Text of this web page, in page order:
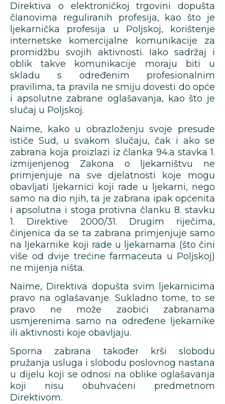
Direktiva o elektroničkoj trgovini dopušta
članovima reguliranih profesija, kao što je
ljekarnička profesija u Poljskoj, korištenje
internetske komercijalne komunikacije za
promidžbu svojih aktivnosti. Iako sadržaj i
oblik takve komunikacije moraju biti u
skladu s određenim profesionalnim
pravilima, ta pravila ne smiju dovesti do opće
i apsolutne zabrane oglašavanja, kao što je
slučaj u Poljskoj.
Naime, kako u obrazloženju svoje presude
ističe Sud, u svakom slučaju, čak i ako se
zabrana koja proizlazi iz članka 94.a stavka 1.
izmijenjenog Zakona o ljekarništvu ne
primjenjuje na sve djelatnosti koje mogu
obavljati ljekarnici koji rade u ljekarni, nego
samo na dio njih, ta je zabrana ipak općenita
i apsolutna i stoga protivna članku 8. stavku
1. Direktive 2000/31. Drugim riječima,
činjenica da se ta zabrana primjenjuje samo
na ljekarnike koji rade u ljekarnama (što čini
više od dvije trećine farmaceuta u Poljskoj)
ne mijenja ništa.
Naime, Direktiva dopušta svim ljekarnicima
pravo na oglašavanje. Sukladno tome, to se
pravo ne može zaobići zabranama
usmjerenima samo na određene ljekarnike
ili aktivnosti koje obavljaju.
Sporna zabrana također krši slobodu
pružanja usluga i slobodu poslovnog nastana
u dijelu koji se odnosi na oblike oglašavanja
koji nisu obuhvaćeni predmetnom
Direktivom.